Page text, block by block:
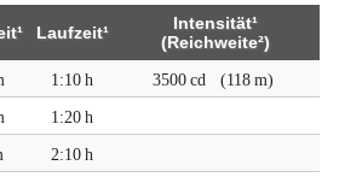
Laufzeit¹
Intensität¹
(Reichweite²)
1:10 h 3500 cd
(118 m)
1:20 h
2:10 h